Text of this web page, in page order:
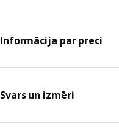
Informācija par preci
Svars un izmēri